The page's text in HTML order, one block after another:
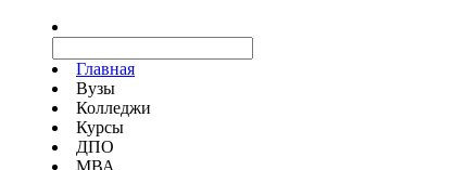
Главная
Вузы
Колледжи
Курсы
ДПО
МВА